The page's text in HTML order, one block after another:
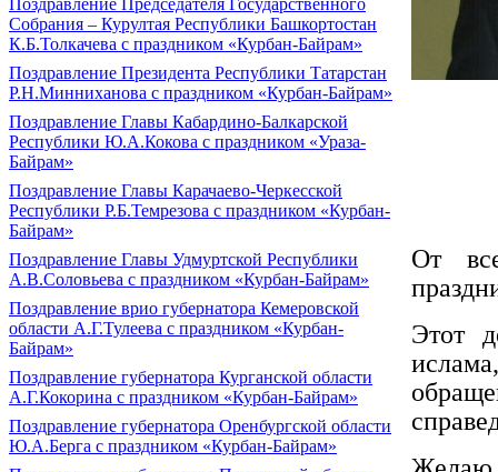
Поздравление Председателя Государственного
Собрания – Курултая Республики Башкортостан
К.Б.Толкачева с праздником «Курбан-Байрам»
Поздравление Президента Республики Татарстан
Р.Н.Минниханова с праздником «Курбан-Байрам»
Поздравление Главы Кабардино-Балкарской
Республики Ю.А.Кокова с праздником «Ураза-
Байрам»
Поздравление Главы Карачаево-Черкесской
Республики Р.Б.Темрезова с праздником «Курбан-
Байрам»
Поздравление Главы Удмуртской Республики
А.В.Соловьева с праздником «Курбан-Байрам»
Поздравление врио губернатора Кемеровской
области А.Г.Тулеева с праздником «Курбан-
Байрам»
Поздравление губернатора Курганской области
А.Г.Кокорина с праздником «Курбан-Байрам»
Поздравление губернатора Оренбургской области
Ю.А.Берга с праздником «Курбан-Байрам»
От
Этот